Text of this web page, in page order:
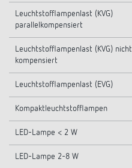
Leuchtstofflampenlast (KVG)
parallelkompensiert
Leuchtstofflampenlast (KVG) nicht
kompensiert
Leuchtstofflampenlast (EVG)
Kompaktleuchtstofflampen
LED-Lampe < 2 W
LED-Lampe 2-8 W